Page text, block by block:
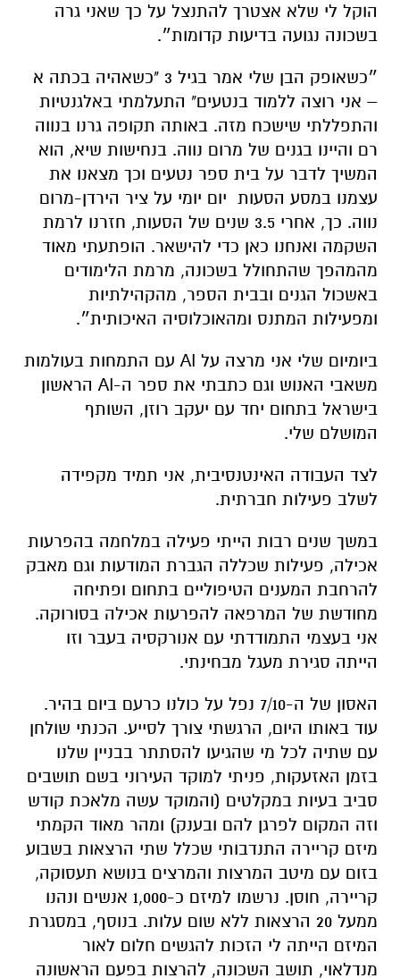
הוקל לי שלא אצטרך להתנצל על כך שאני גרה
בשכונה נגועה בדיעות קדומות״.
״כשאופק הבן שלי אמר בגיל 3 "כשאהיה בכתה א
– אני רוצה ללמוד בנטעים" התעלמתי באלגנטיות
והתפללתי שישכח מזה. באותה תקופה גרנו בנווה
רם והיינו בגנים של מרום נווה. בנחישות שיא, הוא
המשיך לדבר על בית ספר נטעים וכך מצאנו את
עצמנו במסע הסעות יום יומי על ציר הירדן-מרום
נווה. כך, אחרי 3.5 שנים של הסעות, חזרנו לרמת
השקמה ואנחנו כאן כדי להישאר. הופתעתי מאוד
מהמהפך שהתחולל בשכונה, מרמת הלימודים
באשכול הגנים ובבית הספר, מהקהילתיות
ומפעילות המתנס ומהאוכלוסיה האיכותית״.
ביומיום שלי אני מרצה על AI עם התמחות בעולמות
משאבי האנוש וגם כתבתי את ספר ה-AI הראשון
בישראל בתחום יחד עם יעקב רוזן, השותף
המושלם שלי.
לצד העבודה האינטנסיבית, אני תמיד מקפידה
לשלב פעילות חברתית.
במשך שנים רבות הייתי פעילה במלחמה בהפרעות
אכילה, פעילות שכללה הגברת המודעות וגם מאבק
להרחבת המענים הטיפוליים בתחום ופתיחה
מחודשת של המרפאה להפרעות אכילה בסורוקה.
אני בעצמי התמודדתי עם אנורקסיה בעבר וזו
הייתה סגירת מעגל מבחינתי.
האסון של ה-7/10 נפל על כולנו כרעם ביום בהיר.
עוד באותו היום, הרגשתי צורך לסייע. הכנתי שולחן
עם שתיה לכל מי שהגיעו להסתתר בבניין שלנו
בזמן האזעקות, פניתי למוקד העירוני בשם תושבים
סביב בעיות במקלטים (והמוקד עשה מלאכת קודש
וזה המקום לפרגן להם ובענק) ומהר מאוד הקמתי
מיזם קריירה התנדבותי שכלל שתי הרצאות בשבוע
בזום עם מיטב המרצות והמרצים בנושא תעסוקה,
קריירה, חוסן. נרשמו למיזם כ-1,000 אנשים ונהנו
ממעל 20 הרצאות ללא שום עלות. בנוסף, במסגרת
המיזם הייתה לי הזכות להגשים חלום לאור
מנדלאוי, תושב השכונה, להרצות בפעם הראשונה